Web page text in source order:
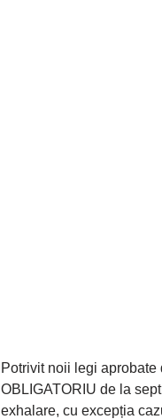
Potrivit noii legi
OBLIGATORIU de la
exhalare, cu excepția